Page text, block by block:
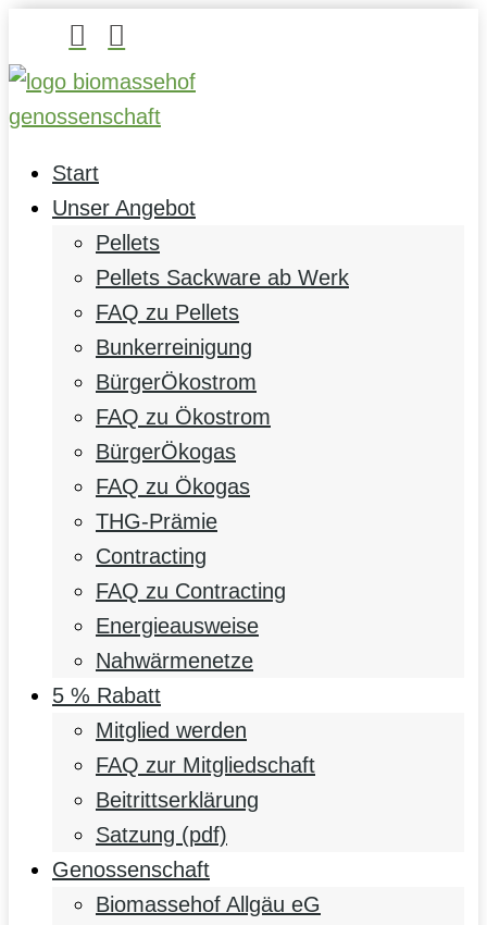
 
Start
Unser Angebot
Pellets
Pellets Sackware ab Werk
FAQ zu Pellets
Bunkerreinigung
BürgerÖkostrom
FAQ zu Ökostrom
BürgerÖkogas
FAQ zu Ökogas
THG-Prämie
Contracting
FAQ zu Contracting
Energieausweise
Nahwärmenetze
5 % Rabatt
Mitglied werden
FAQ zur Mitgliedschaft
Beitrittserklärung
Satzung (pdf)
Genossenschaft
Biomassehof Allgäu eG